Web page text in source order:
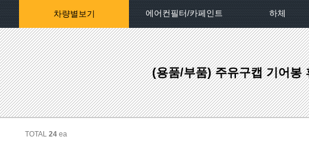
차량별보기 에어컨필터/카페인트
자동차페인트/차종별
자동차페인트/색상코드별
대영카페인트
하체
클러치커버
클러치커버
(용품/부품) 주유구캡 기어봉
TOTAL 24 ea